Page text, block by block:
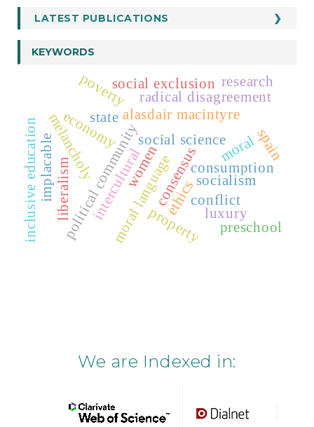
LATEST PUBLICATIONS
KEYWORDS
alasdair macintyre
social science
political community conflict
consensus
radical disagreement
ethics
moral language luxury
consumption
moral
economy
melancholy
liberalism
property
implacable socialism
state
social exclusion
poverty
preschool
intercultural
research
inclusive education spain
women
We are Indexed in: